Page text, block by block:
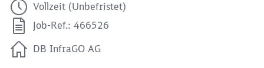
Vollzeit (Unbefristet)
Job-Ref.: 466526
DB InfraGO AG